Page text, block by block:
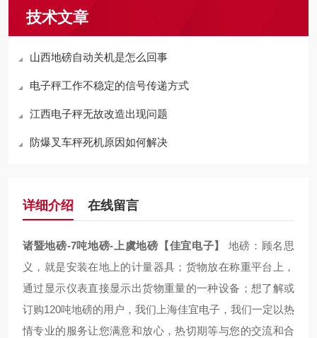
技术文章
山西地磅自动关机是怎么回事
电子秤工作不稳定的信号传递方式
江西电子秤无故改造出现问题
防爆叉车秤死机原因如何解决
详细介绍 在线留言
诸暨地磅-7吨地磅-上虞地磅【佳宜电子】 地磅：顾名思
义，就是安装在地上的计量器具；货物放在称重平台上，
通过显示仪表直接显示出货物重量的一种设备；想了解或
订购120吨地磅的用户，我们上海佳宜电子，我们一定以热
情专业的服务让您满意和放心，热切期等与您的交流和合